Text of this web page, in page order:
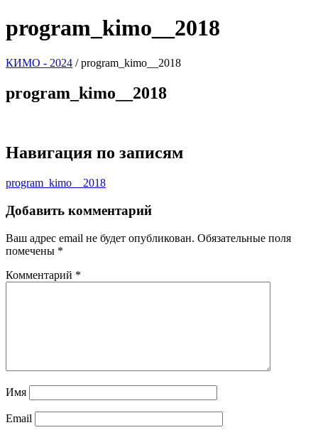
program_kimo__2018
КИМО - 2024 /program_kimo__2018
program_kimo__2018
Навигация по записям
program_kimo__2018
Добавить комментарий
Ваш адрес email не будет опубликован. Обязательные поля
помечены *
Комментарий *
Имя
Email